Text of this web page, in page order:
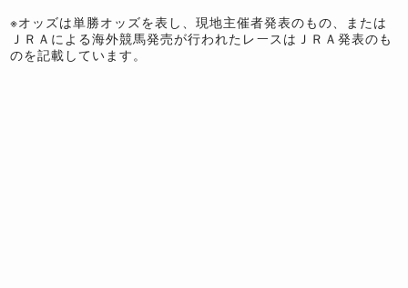
※オッズは単勝オッズを表し、現地主催者発表のもの、または
ＪＲＡによる海外競馬発売が行われたレースはＪＲＡ発表のも
のを記載しています。